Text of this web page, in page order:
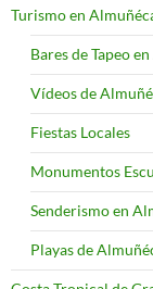
Turismo en
Bares de Tapeo
Vídeos de
Fiestas Locales
Monumentos
Senderismo en
Playas de